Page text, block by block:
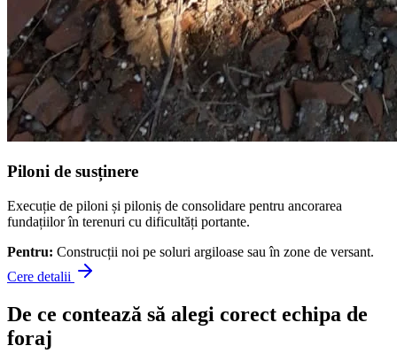
Piloni de susținere
Execuție de piloni și piloniș de consolidare pentru ancorarea
fundațiilor în terenuri cu dificultăți portante.
Pentru: Construcții noi pe soluri argiloase sau în zone de versant.
Cere detalii
De ce contează să alegi corect echipa de
foraj